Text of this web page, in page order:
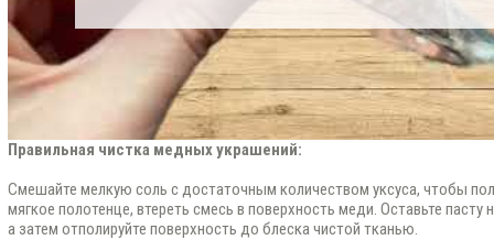
Правильная чистка медных украшений:
Смешайте мелкую соль с достаточным количеством уксуса, чтобы
мягкое полотенце, втереть смесь в поверхность меди. Оставьте пасту
а затем отполируйте поверхность до блеска чистой тканью.